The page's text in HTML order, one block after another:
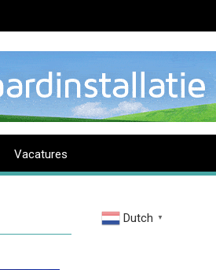
Vacatures
Dutch ▼